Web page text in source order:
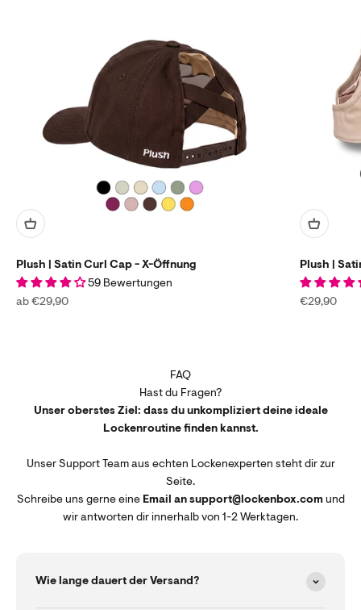
Plush | Satin Curl Cap - X-Öffnung
59 Bewertungen
Angebot
ab €29,90
Plush |
Angebot
€29,90
FAQ
Hast du Fragen?
Unser oberstes Ziel: dass du unkompliziert deine ideale
Lockenroutine finden kannst.
Unser Support Team aus echten Lockenexperten steht dir zur
Seite.
Schreibe uns gerne eine Email an support@lockenbox.comund
wir antworten dir innerhalb von 1-2 Werktagen.
Wie lange dauert der Versand?